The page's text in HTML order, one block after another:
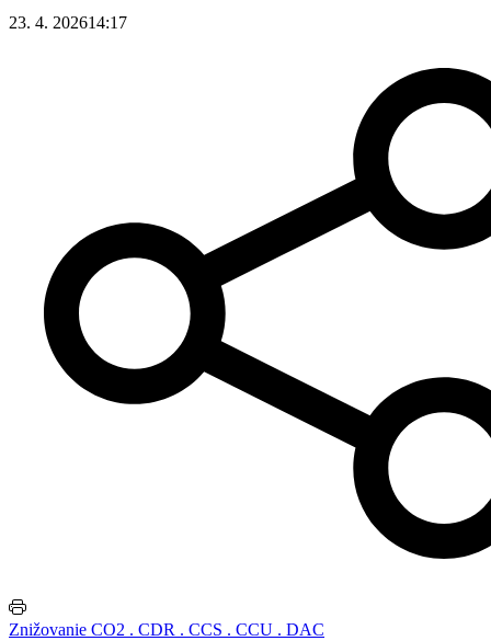
23. 4. 202614:17
Znižovanie CO2 . CDR . CCS . CCU . DAC